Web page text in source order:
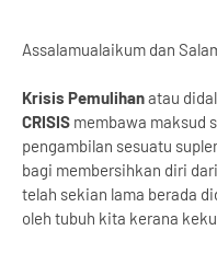
Assalamualaikum dan
Krisis Pemulihanatau
CRISIS membawa maksud
pengambilan sesuatu
bagi membersihkan diri
telah sekian lama berada
oleh tubuh kita kerana